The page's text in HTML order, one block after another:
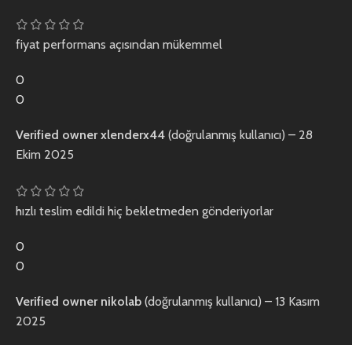
fiyat performans açısından mükemmel
0
0
Verified ownerxlenderx44 (doğrulanmış kullanıcı) – 28
Ekim 2025
hızlı teslim edildi hiç bekletmeden gönderiyorlar
0
0
Verified owner nikolab (doğrulanmış kullanıcı) – 13 Kasım
2025